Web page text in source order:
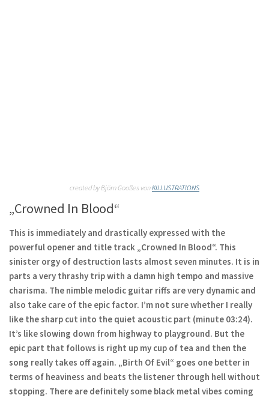
created by Björn Gooßes vonKILLUSTRATIONS
„Crowned In Blood“
This is immediately and drastically expressed with the
powerful opener and title track „Crowned In Blood“. This
sinister orgy of destruction lasts almost seven minutes. It is in
parts a very thrashy trip with a damn high tempo and massive
charisma. The nimble melodic guitar riffs are very dynamic and
also take care of the epic factor. I’m not sure whether I really
like the sharp cut into the quiet acoustic part (minute 03:24).
It’s like slowing down from highway to playground. But the
epic part that follows is right up my cup of tea and then the
song really takes off again. „Birth Of Evil“ goes one better in
terms of heaviness and beats the listener through hell without
stopping. There are definitely some black metal vibes coming